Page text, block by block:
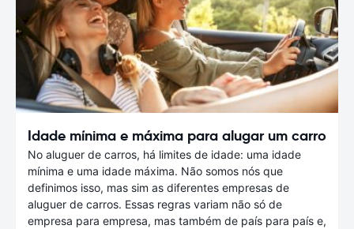
Idade mínima e máxima para alugar um carro
No aluguer de carros, há limites de idade: uma idade
mínima e uma idade máxima. Não somos nós que
definimos isso, mas sim as diferentes empresas de
aluguer de carros. Essas regras variam não só de
empresa para empresa, mas também de país para país e,